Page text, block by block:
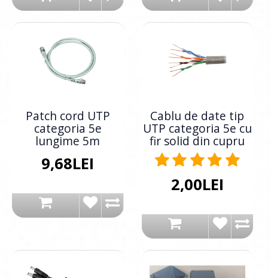
Patch cord UTP
categoria 5e
lungime 5m
9,68LEI
Cablu de date tip
UTP categoria 5e cu
fir solid din cupru
2,00LEI